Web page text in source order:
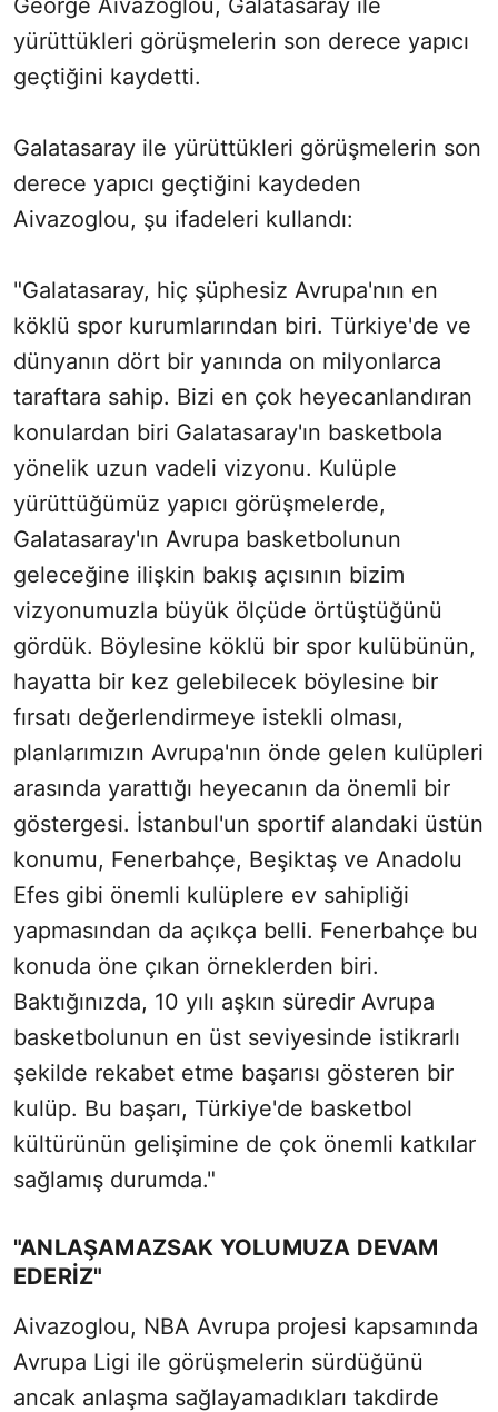
yürüttükleri görüşmelerin son derece yapıcı
geçtiğini kaydetti.
Galatasaray ile yürüttükleri görüşmelerin son
derece yapıcı geçtiğini kaydeden
Aivazoglou, şu ifadeleri kullandı:
"Galatasaray, hiç şüphesiz Avrupa'nın en
köklü spor kurumlarından biri. Türkiye'de ve
dünyanın dört bir yanında on milyonlarca
taraftara sahip. Bizi en çok heyecanlandıran
konulardan biri Galatasaray'ın basketbola
yönelik uzun vadeli vizyonu. Kulüple
yürüttüğümüz yapıcı görüşmelerde,
Galatasaray'ın Avrupa basketbolunun
geleceğine ilişkin bakış açısının bizim
vizyonumuzla büyük ölçüde örtüştüğünü
gördük. Böylesine köklü bir spor kulübünün,
hayatta bir kez gelebilecek böylesine bir
fırsatı değerlendirmeye istekli olması,
planlarımızın Avrupa'nın önde gelen kulüpleri
arasında yarattığı heyecanın da önemli bir
göstergesi. İstanbul'un sportif alandaki üstün
konumu, Fenerbahçe, Beşiktaş ve Anadolu
Efes gibi önemli kulüplere ev sahipliği
yapmasından da açıkça belli. Fenerbahçe bu
konuda öne çıkan örneklerden biri.
Baktığınızda, 10 yılı aşkın süredir Avrupa
basketbolunun en üst seviyesinde istikrarlı
şekilde rekabet etme başarısı gösteren bir
kulüp. Bu başarı, Türkiye'de basketbol
kültürünün gelişimine de çok önemli katkılar
sağlamış durumda."
"ANLAŞAMAZSAK YOLUMUZA DEVAM
EDERİZ"
Aivazoglou, NBA Avrupa projesi kapsamında
Avrupa Ligi ile görüşmelerin sürdüğünü
ancak anlaşma sağlayamadıkları takdirde